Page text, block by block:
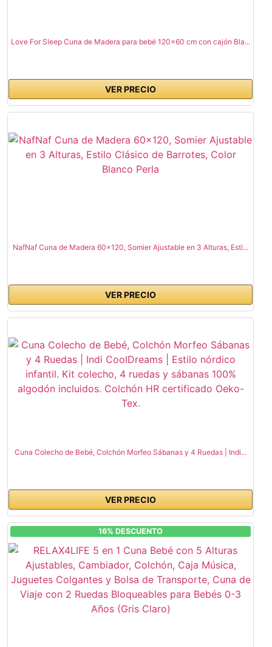
Love For Sleep Cuna de Madera para bebé 120x60 cm con cajón Bla...
VER PRECIO
NafNaf Cuna de Madera 60x120, Somier Ajustable en 3 Alturas, Esti...
VER PRECIO
Cuna Colecho de Bebé, Colchón Morfeo Sábanas y 4 Ruedas | Indi...
VER PRECIO
16% DESCUENTO